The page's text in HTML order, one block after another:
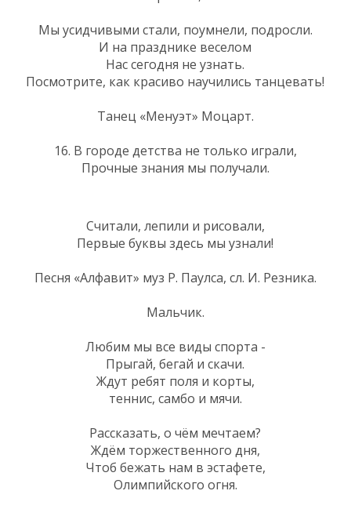
Мы усидчивыми стали, поумнели, подросли.
И на празднике веселом
Нас сегодня не узнать.
Посмотрите, как красиво научились танцевать!
Танец «Менуэт» Моцарт.
16. В городе детства не только играли,
Прочные знания мы получали.
Считали, лепили и рисовали,
Первые буквы здесь мы узнали!
Песня «Алфавит» муз Р. Паулса, сл. И. Резника.
Мальчик.
Любим мы все виды спорта -
Прыгай, бегай и скачи.
Ждут ребят поля и корты,
теннис, самбо и мячи.
Рассказать, о чём мечтаем?
Ждём торжественного дня,
Чтоб бежать нам в эстафете,
Олимпийского огня.